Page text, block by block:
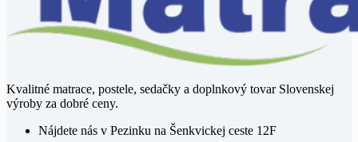
Kvalitné matrace, postele, sedačky a doplnkový tovar Slovenskej
výroby za dobré ceny.
Nájdete nás v Pezinku na Šenkvickej ceste 12F